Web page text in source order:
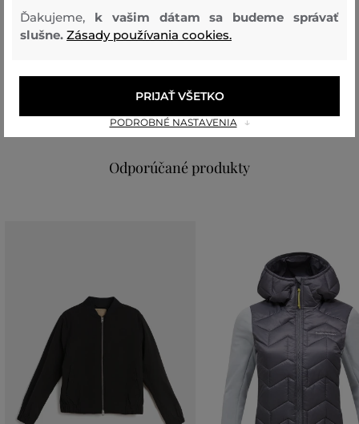
Zloženie
vrchný materiál
76 % 24 %
Odporúčané produkty
Ďakujeme, k vašim dátam sa budeme správať
slušne. Zásady používania cookies.
PODROBNÉ NASTAVENIA
PRIJAŤ VŠETKO